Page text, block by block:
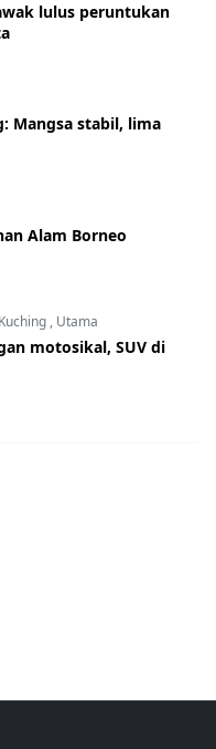
lulus peruntukan
Mangsa stabil, lima
Alam Borneo
Kuching , Utama
motosikal, SUV di